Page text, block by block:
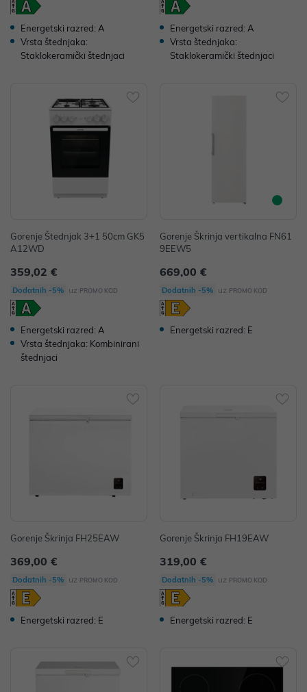
Energetski razred: A
Vrsta štednjaka:
Staklokeramički štednjaci
Energetski razred: A
Vrsta štednjaka:
Staklokeramički štednjaci
Gorenje Štednjak 3+1 50cm GK5
A12WD
359,02 €
Dodatnih -5% uz PROMO KOD
Energetski razred: A
Vrsta štednjaka: Kombinirani
štednjaci
Gorenje Škrinja vertikalna FN61
9EEW5
669,00 €
Dodatnih -5% uz PROMO KOD
Energetski razred: E
Gorenje Škrinja FH25EAW
369,00 €
Dodatnih -5% uz PROMO KOD
Energetski razred: E
Gorenje Škrinja FH19EAW
319,00 €
Dodatnih -5% uz PROMO KOD
Energetski razred: E